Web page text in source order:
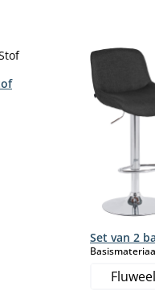
niet beschikbaar.)
Set van 2
Fluweel